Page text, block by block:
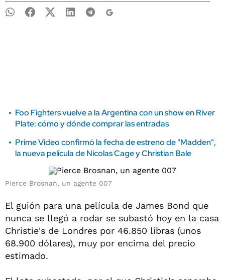
Foo Fighters vuelve a la Argentina con un show en River
Plate: cómo y dónde comprar las entradas
Prime Video confirmó la fecha de estreno de "Madden",
la nueva película de Nicolas Cage y Christian Bale
Pierce Brosnan, un agente 007
El guión para una película de James Bond que
nunca se llegó a rodar se subastó hoy en la casa
Christie's de Londres por 46.850 libras (unos
68.900 dólares), muy por encima del precio
estimado.